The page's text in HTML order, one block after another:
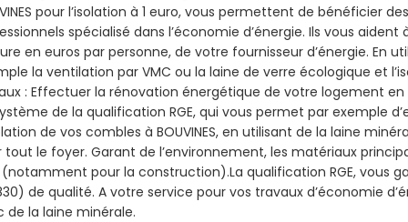
pour l’isolation à 1 euro, vous permettent de bénéficier
spécialisé dans l’économie d’énergie. Ils vous aident
en euros par personne, de votre fournisseur d’énergie. En
la ventilation par VMC ou la laine de verre écologique et
: Effectuer la rénovation énergétique de votre logement en
de la qualification RGE, qui vous permet par exemple
de vos combles à BOUVINES, en utilisant de la laine
tout le foyer. Garant de l’environnement, les matériaux
pour la construction).La qualification RGE, vous
de qualité. A votre service pour vos travaux d’économie
de la laine minérale.